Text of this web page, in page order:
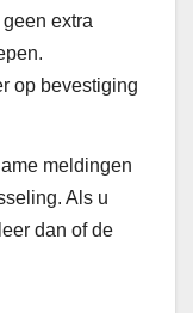
extra
op bevestiging
meldingen
Als u
dan of de